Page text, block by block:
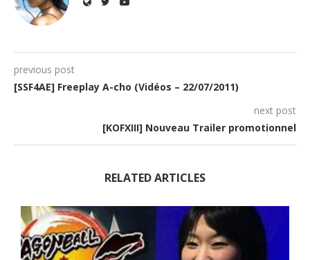
previous post
[SSF4AE] Freeplay A-cho (Vidéos – 22/07/2011)
next post
[KOFXIII] Nouveau Trailer promotionnel
RELATED ARTICLES